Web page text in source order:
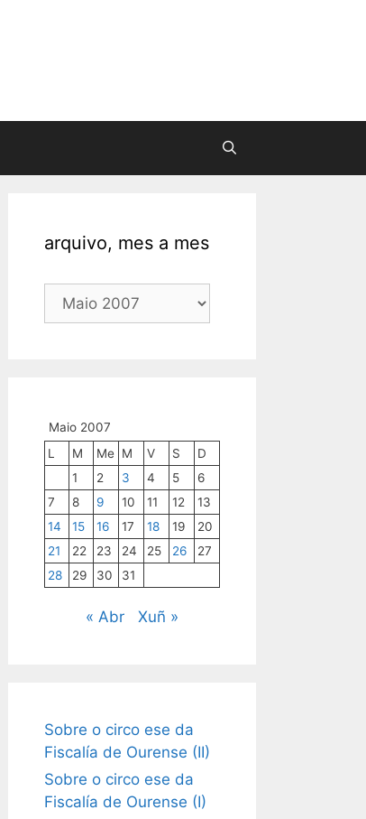
arquivo, mes a mes
arquivo,
Maio 2007
L
M Me M V S
D
1
2 3 4 5
6
7
8 9 10 11 12
13
14
15 16 17 18 19
20
21
22 23 24 25 26
27
28
29 30 31
« Abr Xuñ »
Sobre o circo ese da
Fiscalía de Ourense (II)
Sobre o circo ese da
Fiscalía de Ourense (I)